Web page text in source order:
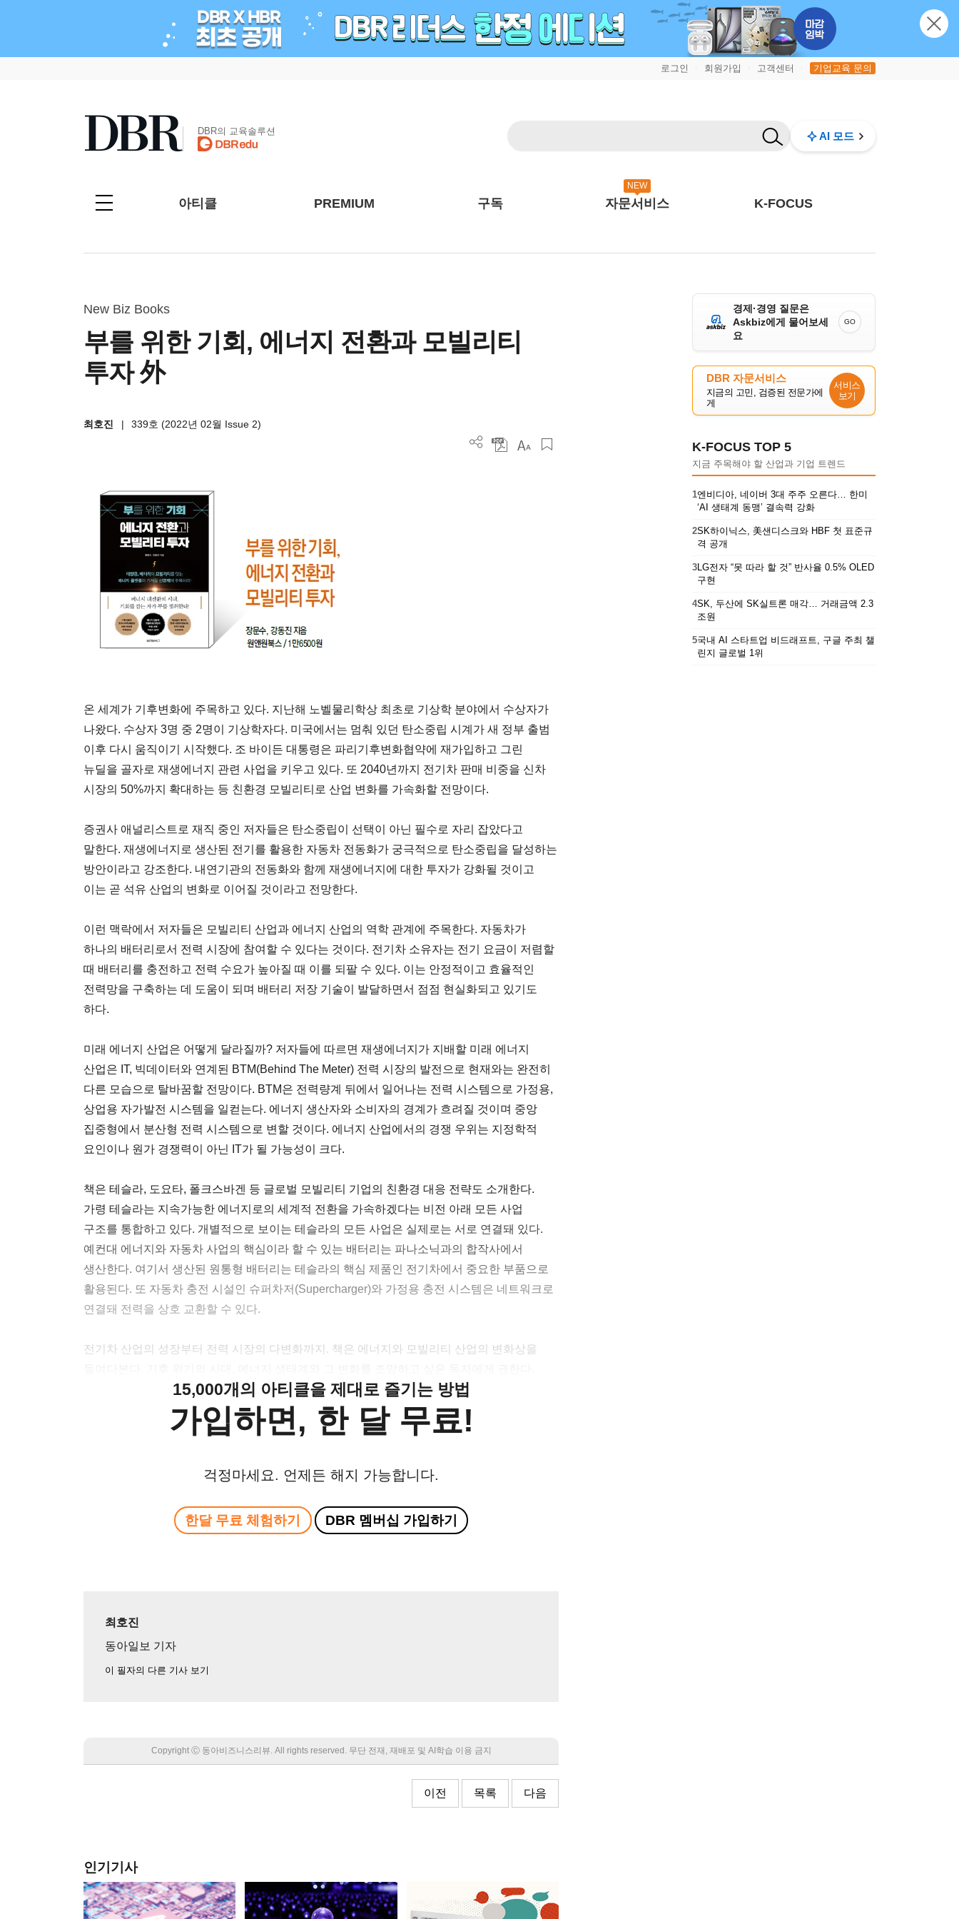
로그인 회원가입 고객센터 기업교육 문의
DBR의 교육솔루션 AI 모드
아티클 PREMIUM 구독
NEW
자문서비스 K-FOCUS
New Biz Books
부를 위한 기회, 에너지 전환과 모빌리티
투자 外
최호진 | 339호 (2022년 02월 Issue 2)
온 세계가 기후변화에 주목하고 있다. 지난해 노벨물리학상 최초로 기상학 분야에서 수상자가
나왔다. 수상자 3명 중 2명이 기상학자다. 미국에서는 멈춰 있던 탄소중립 시계가 새 정부 출범
이후 다시 움직이기 시작했다. 조 바이든 대통령은 파리기후변화협약에 재가입하고 그린
뉴딜을 골자로 재생에너지 관련 사업을 키우고 있다. 또 2040년까지 전기차 판매 비중을 신차
시장의 50%까지 확대하는 등 친환경 모빌리티로 산업 변화를 가속화할 전망이다.
증권사 애널리스트로 재직 중인 저자들은 탄소중립이 선택이 아닌 필수로 자리 잡았다고
말한다. 재생에너지로 생산된 전기를 활용한 자동차 전동화가 궁극적으로 탄소중립을 달성하는
방안이라고 강조한다. 내연기관의 전동화와 함께 재생에너지에 대한 투자가 강화될 것이고
이는 곧 석유 산업의 변화로 이어질 것이라고 전망한다.
이런 맥락에서 저자들은 모빌리티 산업과 에너지 산업의 역학 관계에 주목한다. 자동차가
하나의 배터리로서 전력 시장에 참여할 수 있다는 것이다. 전기차 소유자는 전기 요금이 저렴할
때 배터리를 충전하고 전력 수요가 높아질 때 이를 되팔 수 있다. 이는 안정적이고 효율적인
전력망을 구축하는 데 도움이 되며 배터리 저장 기술이 발달하면서 점점 현실화되고 있기도
하다.
미래 에너지 산업은 어떻게 달라질까? 저자들에 따르면 재생에너지가 지배할 미래 에너지
산업은 IT, 빅데이터와 연계된 BTM(Behind The Meter) 전력 시장의 발전으로 현재와는 완전히
다른 모습으로 탈바꿈할 전망이다. BTM은 전력량계 뒤에서 일어나는 전력 시스템으로 가정용,
상업용 자가발전 시스템을 일컫는다. 에너지 생산자와 소비자의 경계가 흐려질 것이며 중앙
집중형에서 분산형 전력 시스템으로 변할 것이다. 에너지 산업에서의 경쟁 우위는 지정학적
요인이나 원가 경쟁력이 아닌 IT가 될 가능성이 크다.
책은 테슬라, 도요타, 폴크스바겐 등 글로벌 모빌리티 기업의 친환경 대응 전략도 소개한다.
가령 테슬라는 지속가능한 에너지로의 세계적 전환을 가속하겠다는 비전 아래 모든 사업
구조를 통합하고 있다. 개별적으로 보이는 테슬라의 모든 사업은 실제로는 서로 연결돼 있다.
예컨대 에너지와 자동차 사업의 핵심이라 할 수 있는 배터리는 파나소닉과의 합작사에서
생산한다. 여기서 생산된 원통형 배터리는 테슬라의 핵심 제품인 전기차에서 중요한 부품으로
활용된다. 또 자동차 충전 시설인 슈퍼차저(Supercharger)와 가정용 충전 시스템은 네트워크로
연결돼 전력을 상호 교환할 수 있다.
전기차 산업의 성장부터 전력 시장의 다변화까지. 책은 에너지와 모빌리티 산업의 변화상을
15,000개의 아티클을 제대로 즐기는 방법
가입하면, 한 달 무료!
걱정마세요. 언제든 해지 가능합니다.
한달 무료 체험하기 DBR 멤버십 가입하기
최호진
동아일보 기자
이 필자의 다른 기사 보기
Copyright Ⓒ 동아비즈니스리뷰. All rights reserved. 무단 전재, 재배포 및 AI학습 이용 금지
이전 목록 다음
인기기사
경제·경영 질문은
Askbiz에게 물어보세
요
GO
DBR 자문서비스
지금의 고민, 검증된 전문가에
게
서비스
보기
K-FOCUS TOP 5
지금 주목해야 할 산업과 기업 트렌드
1엔비디아, 네이버 3대 주주 오른다… 한미
‘AI 생태계 동맹’ 결속력 강화
2SK하이닉스, 美샌디스크와 HBF 첫 표준규
격 공개
3LG전자 “못 따라 할 것” 반사율 0.5% OLED
구현
4SK, 두산에 SK실트론 매각… 거래금액 2.3
조원
5국내 AI 스타트업 비드래프트, 구글 주최 챌
린지 글로벌 1위